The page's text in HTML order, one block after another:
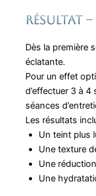
Résultat –
Dès la première
éclatante.
Pour un effet
d’effectuer 3 à
séances
Les résultats
Un teint plus
Une texture
Une
Une